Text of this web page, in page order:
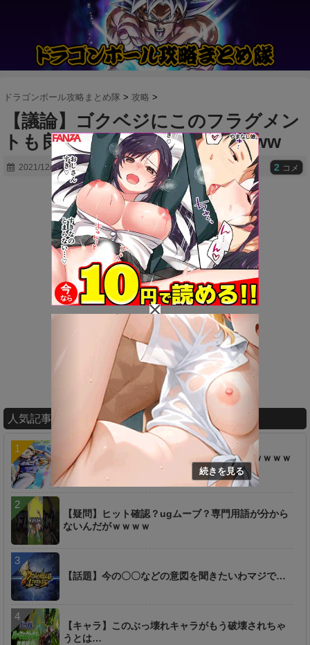
ドラゴンボール攻略まとめ隊 > 攻略 >
【議論】ゴクベジにこのフラグメン
トも良いと思うけどwwwwwwww
2021/12/16 2 コメ
人気記事ランキング
【ネタ】あのキャラ、え●ち過ぎるんだけどｗｗｗｗ
ｗｗ
【疑問】ヒット確認？ugムーブ？専門用語が分から
ないんだがｗｗｗｗ
【話題】今の〇〇などの意図を聞きたいわマジで…
【キャラ】このぶっ壊れキャラがもう破壊されちゃ
うとは…